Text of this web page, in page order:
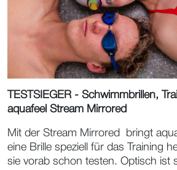
TESTSIEGER - Schwimmbrillen,
aquafeel Stream Mirrored
Mit der Stream Mirrored bringt
eine Brille speziell für das Training
sie vorab schon testen. Optisch ist